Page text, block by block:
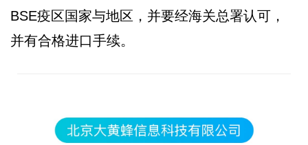
BSE疫区国家与地区，并要经海关总署认可，
并有合格进口手续。